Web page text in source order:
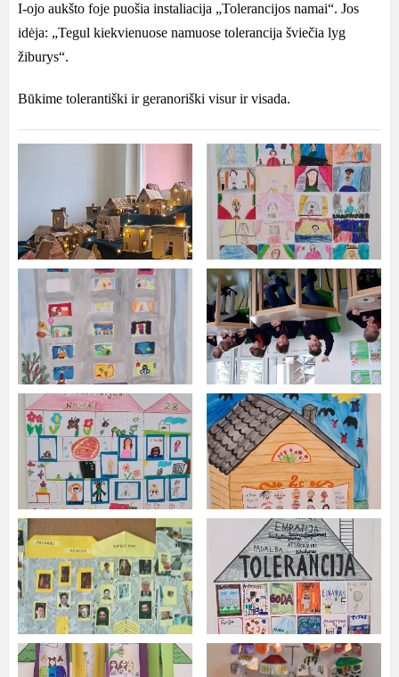
I-ojo aukšto foje puošia instaliacija „Tolerancijos namai“. Jos
idėja: „Tegul kiekvienuose namuose tolerancija šviečia lyg
žiburys“.
Būkime tolerantiški ir geranoriški visur ir visada.